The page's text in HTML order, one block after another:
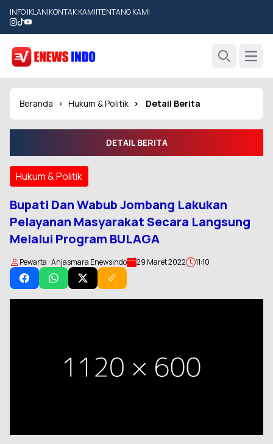
INFO IKLAN|KONTAK KAMI|TENTANG KAMI
Beranda Hukum & Politik Detail Berita
DETAIL BERITA
Hukum & Politik
Bupati Dan Wabub Jombang Lakukan
Pelayanan Masyarakat Secara Langsung
Melalui Program BULAGA
Pewarta : Anjasmara Enewsindo 29 Maret 2022 11:10